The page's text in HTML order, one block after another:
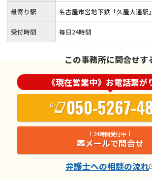
最寄り駅 名古屋市営地下鉄「久屋大通駅
受付時間 毎日24時間
この事務所に問合せす
《現在営業中》お電話繋が
050-5267-
24時間受付中
メールで問合せ
弁護士への相談の流れ